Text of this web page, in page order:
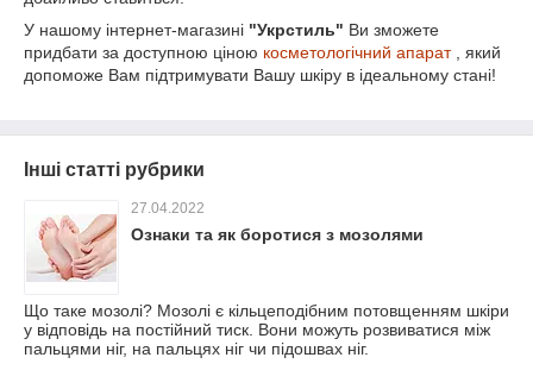
У нашому інтернет-магазині "Укрстиль" Ви зможете
придбати за доступною ціною косметологічний апарат, який
допоможе Вам підтримувати Вашу шкіру в ідеальному стані!
Інші статті рубрики
27.04.2022
Ознаки та як боротися з мозолями
Що таке мозолі? Мозолі є кільцеподібним потовщенням шкіри
у відповідь на постійний тиск. Вони можуть розвиватися між
пальцями ніг, на пальцях ніг чи підошвах ніг.